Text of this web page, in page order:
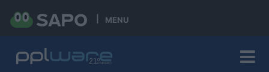
MENU